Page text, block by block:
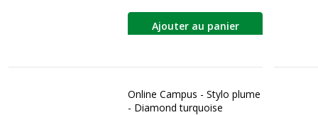
Ajouter au panier
Online Campus - Stylo plume
- Diamond turquoise